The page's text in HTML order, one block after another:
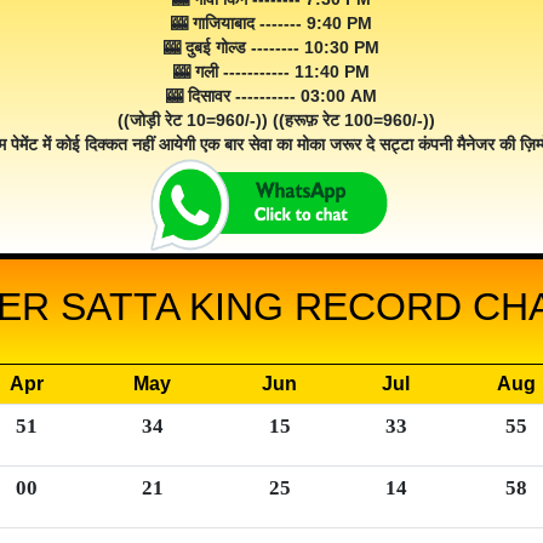
🎰 गाजियाबाद ------- 9:40 PM
🎰 दुबई गोल्ड -------- 10:30 PM
🎰 गली ----------- 11:40 PM
🎰 दिसावर ---------- 03:00 AM
((जोड़ी रेट 10=960/-)) ((हरूफ़ रेट 100=960/-))
पेमेंट में कोई दिक्कत नहीं आयेगी एक बार सेवा का मोका जरूर दे सट्टा कंपनी मैनेजर की
SATTA KING RECORD
Apr May Jun Jul Aug
51 34 15 33 55
00 21 25 14 58